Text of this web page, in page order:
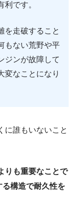
です。
を走破すること
もない荒野や平
ジンが故障して
変なことになり
に誰もいないこと
りも重要なことで
構造で耐久性を